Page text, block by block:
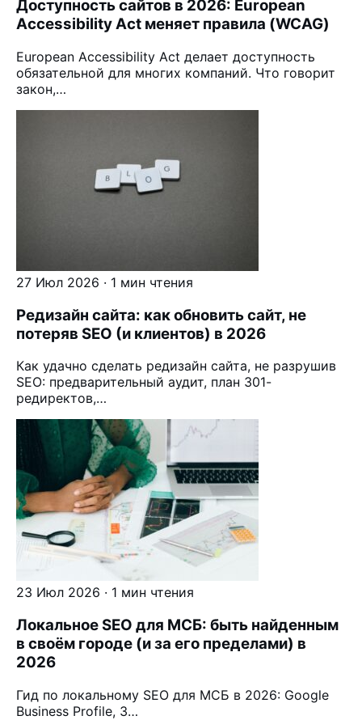
Доступность сайтов в 2026: European
Accessibility Act меняет правила (WCAG)
European Accessibility Act делает доступность
обязательной для многих компаний. Что говорит
закон,…
27 Июл 2026 · 1 мин чтения
Редизайн сайта: как обновить сайт, не
потеряв SEO (и клиентов) в 2026
Как удачно сделать редизайн сайта, не разрушив
SEO: предварительный аудит, план 301-
редиректов,…
23 Июл 2026 · 1 мин чтения
Локальное SEO для МСБ: быть найденным
в своём городе (и за его пределами) в
2026
Гид по локальному SEO для МСБ в 2026: Google
Business Profile, 3…